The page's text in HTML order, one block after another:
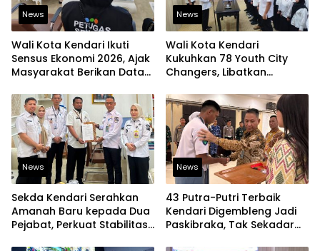
News
Wali Kota Kendari Ikuti
Sensus Ekonomi 2026, Ajak
Masyarakat Berikan Data
News
Wali Kota Kendari
Kukuhkan 78 Youth City
Changers, Libatkan
Perubahan Kota
News
Sekda Kendari Serahkan
Amanah Baru kepada Dua
Pejabat, Perkuat Stabilitas
News
43 Putra-Putri Terbaik
Kendari Digembleng Jadi
Paskibraka, Tak Sekadar